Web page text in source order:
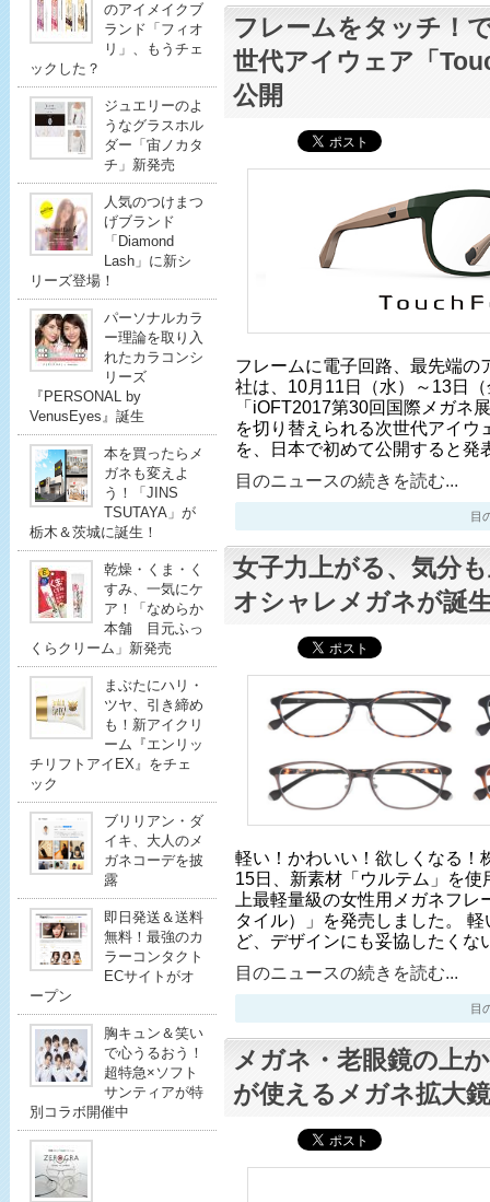
のアイメイクブ
ランド「フィオ
リ」、もうチェ
ックした？
ジュエリーのよ
うなグラスホル
ダー「宙ノカタ
チ」新発売
人気のつけまつ
げブランド
「Diamond
Lash」に新シ
リーズ登場！
パーソナルカラ
ー理論を取り入
れたカラコンシ
リーズ
『PERSONAL by
VenusEyes』誕生
本を買ったらメ
ガネも変えよ
う！「JINS
TSUTAYA」が
栃木＆茨城に誕生！
乾燥・くま・く
すみ、一気にケ
ア！「なめらか
本舗 目元ふっ
くらクリーム」新発売
まぶたにハリ・
ツヤ、引き締め
も！新アイクリ
ーム『エンリッ
チリフトアイEX』をチェ
ック
ブリリアン・ダ
イキ、大人のメ
ガネコーデを披
露
即日発送＆送料
無料！最強のカ
ラーコンタクト
ECサイトがオ
ープン
胸キュン＆笑い
で心うるおう！
超特急×ソフト
サンティアが特
別コラボ開催中
フレームをタッチ！
世代アイウェア「
公開
フレームに電子回路、最先端の
社は、10月11日（水）～13日
「iOFT2017第30回国際メガネ
を切り替えられる次世代アイウ
を、日本で初めて公開すると
目のニュースの続きを読む...
目
女子力上がる、気分
オシャレメガネが誕
軽い！かわいい！欲しくなる！
15日、新素材「ウルテム」を
上最軽量級の女性用メガネフ
タイル）」を発売しました。
ど、デザインにも妥協したく
目のニュースの続きを読む...
目
メガネ・老眼鏡の上
が使えるメガネ拡大